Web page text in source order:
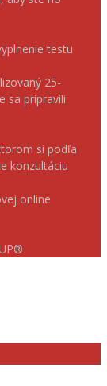
testu
25-
sa pripravili
si podľa
konzultáciu
online